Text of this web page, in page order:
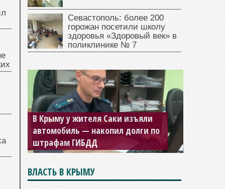
Севастополь: более 200
горожан посетили школу
здоровья «Здоровый век» в
поликлинике № 7
В Крыму у жителя Саки изъяли
автомобиль — накопил долги по
штрафам ГИБДД
ВЛАСТЬ В КРЫМУ